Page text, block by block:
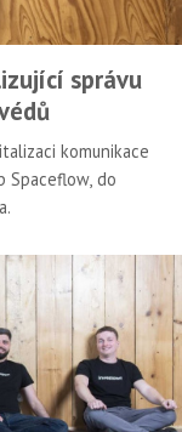
správu
komunikace
Spaceflow, do